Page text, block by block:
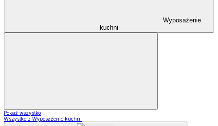
Wyposażenie
kuchni
Pokaż wszystko
Wszystko z Wyposażenie kuchni